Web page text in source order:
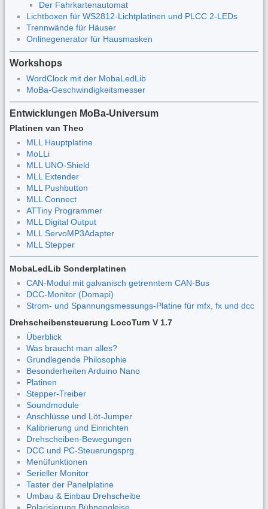
Der Fahrkartenautomat
Lichtboxen für WS2812-Lichtplatinen und PLCC 2-LEDs
Trennwände für Häuser
Onlinegenerator für Hausmasken
Workshops
WordClock mit der MobaLedLib
MoBa-Geschwindigkeitsmesser
Entwicklungen MoBa-Universum
Platinen van Theo
MLL Hauptplatine
MoLLi
MLL UNO-Shield
MLL Extender
MLL Pushbutton
MLL Connect
ATTiny Programmer
MLL Digital Output
MLL ServoMP3Adapter
MLL Stepper
MobaLedLib Sonderplatinen
CAN-Modul mit galvanisch getrenntem CAN-Bus
DCC-Monitor (Domapi)
Strom- und Spannungsmessungs-Platine für mfx, fx und dcc
Drehscheibensteuerung LocoTurn V 1.7
Überblick
Was braucht man alles?
Grundlegende Philosophie
Besonderheiten Arduino Nano
Platinen
Stepper-Treiber
Soundmodule
Anschlüsse und Löt-Jumper
Kalibrierung und Einrichten
Drehscheiben-Bewegungen
DCC und PC-Steuerungsprg.
Menüfunktionen
Serieller Monitor
Taster der Panelplatine
Umbau & Einbau Drehscheibe
Polarisierung Bühnengleise